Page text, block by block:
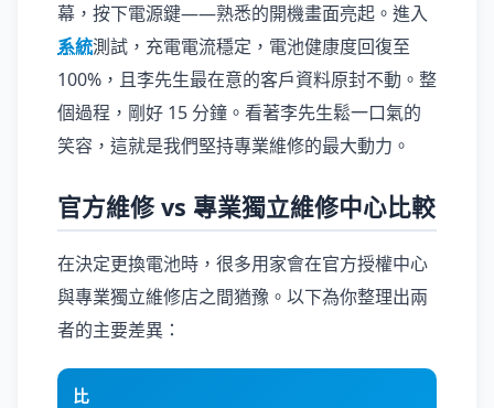
幕，按下電源鍵——熟悉的開機畫面亮起。進入
系統測試，充電電流穩定，電池健康度回復至
100%，且李先生最在意的客戶資料原封不動。整
個過程，剛好 15 分鐘。看著李先生鬆一口氣的
笑容，這就是我們堅持專業維修的最大動力。
官方維修 vs 專業獨立維修中心比較
在決定更換電池時，很多用家會在官方授權中心
與專業獨立維修店之間猶豫。以下為你整理出兩
者的主要差異：
比